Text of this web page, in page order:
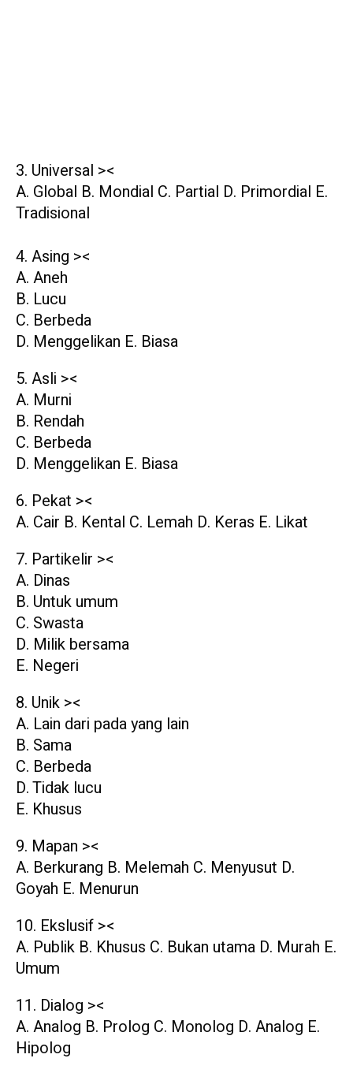
3. Universal ><
A. Global B. Mondial C. Partial D. Primordial E.
Tradisional
4. Asing ><
A. Aneh
B. Lucu
C. Berbeda
D. Menggelikan E. Biasa
5. Asli ><
A. Murni
B. Rendah
C. Berbeda
D. Menggelikan E. Biasa
6. Pekat ><
A. Cair B. Kental C. Lemah D. Keras E. Likat
7. Partikelir ><
A. Dinas
B. Untuk umum
C. Swasta
D. Milik bersama
E. Negeri
8. Unik ><
A. Lain dari pada yang lain
B. Sama
C. Berbeda
D. Tidak lucu
E. Khusus
9. Mapan ><
A. Berkurang B. Melemah C. Menyusut D.
Goyah E. Menurun
10. Ekslusif ><
A. Publik B. Khusus C. Bukan utama D. Murah E.
Umum
11. Dialog ><
A. Analog B. Prolog C. Monolog D. Analog E.
Hipolog